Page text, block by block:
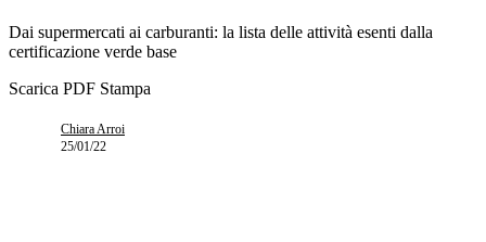
Dai supermercati ai carburanti: la lista delle attività esenti dalla
certificazione verde base
Scarica PDF Stampa
Chiara Arroi
25/01/22